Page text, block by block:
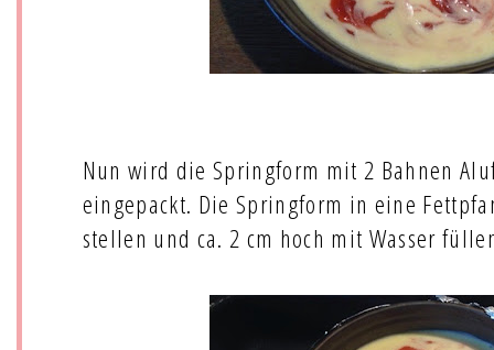
Nun wird die Springform mit 2 Bahnen
eingepackt. Die Springform in eine
stellen und ca. 2 cm hoch mit Wasser